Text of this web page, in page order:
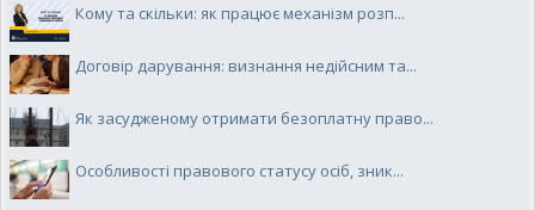
Кому та скільки: як працює механізм розп...
Договір дарування: визнання недійсним та...
Як засудженому отримати безоплатну право...
Особливості правового статусу осіб, зник...